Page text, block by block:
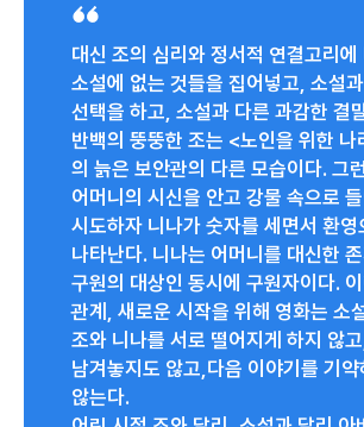
대신 조의 심리와 정서적 연결고리에
소설에 없는 것들을 집어넣고, 소설
선택을 하고, 소설과 다른 과감한 결
반백의 뚱뚱한 조는 <노인을 위한 나
의 늙은 보안관의 다른 모습이다. 그
어머니의 시신을 안고 강물 속으로
시도하자 니나가 숫자를 세면서 환영
나타난다. 니나는 어머니를 대신한
구원의 대상인 동시에 구원자이다.
관계, 새로운 시작을 위해 영화는 소
조와 니나를 서로 떨어지게 하지 않
남겨놓지도 않고,다음 이야기를 기약
않는다.